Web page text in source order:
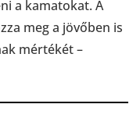
a kamatokat. A
meg a jövőben is
mértékét –